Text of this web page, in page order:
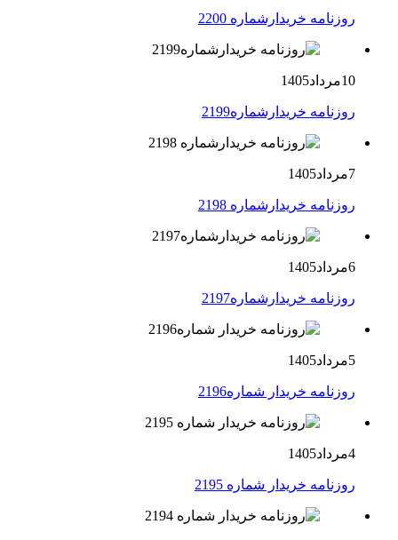
روزنامه خریدارشماره 2200
10مرداد1405
روزنامه خریدارشماره2199
7مرداد1405
روزنامه خریدارشماره 2198
6مرداد1405
روزنامه خریدارشماره2197
5مرداد1405
روزنامه خریدار شماره2196
4مرداد1405
روزنامه خریدار شماره 2195